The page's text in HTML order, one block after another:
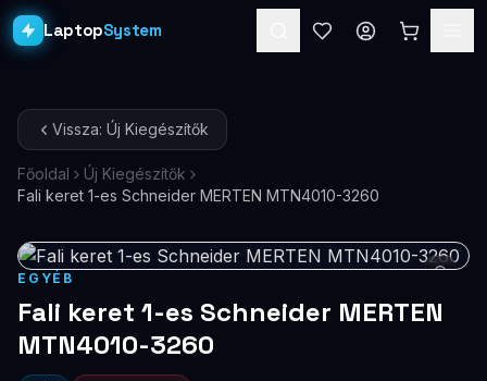
LaptopSystem
Asztali PC-k
Workstation PRO
Monitorok
Kiegészítők
Vissza: Új Kiegészítők
Főoldal
Új Kiegészítők
Fali keret 1-es Schneider MERTEN MTN4010-3260
EGYÉB
Fali keret 1-es Schneider MERTEN
MTN4010-3260